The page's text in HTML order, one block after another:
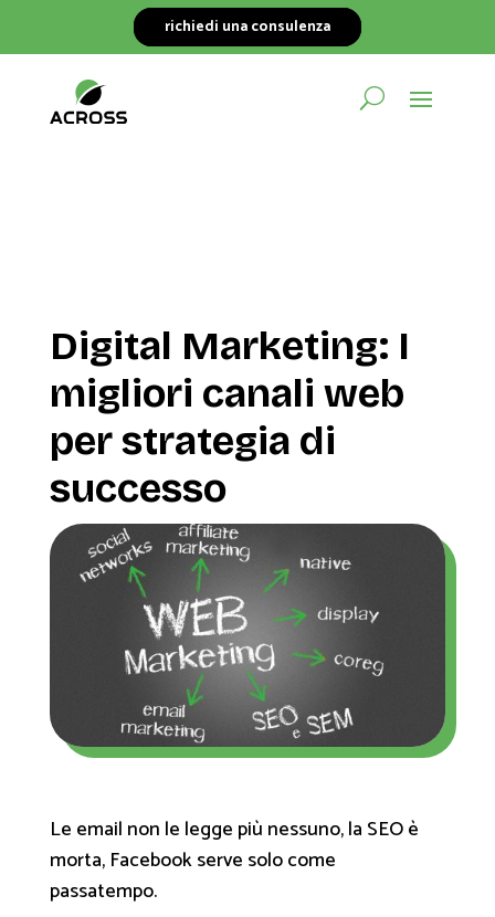
richiedi una consulenza
Digital Marketing: I
migliori canali web
per strategia di
successo
Le email non le legge più nessuno, la SEO è
morta, Facebook serve solo come
passatempo.